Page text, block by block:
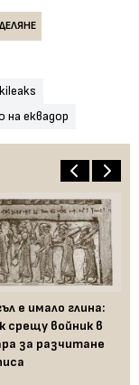
еквадор
е имало глина:
срещу войник в
за разчитане